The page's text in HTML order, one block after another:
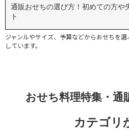
通販おせちの選び方！初めての方や
ト
ジャンルやサイズ、予算などからおせちを
しています。
おせち料理特集・通
カテゴリ